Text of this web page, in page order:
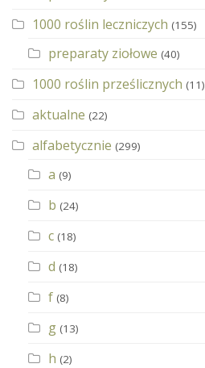
1000 roślin leczniczych (155)
preparaty ziołowe (40)
1000 roślin prześlicznych (11)
aktualne (22)
alfabetycznie (299)
a (9)
b (24)
c (18)
d (18)
f (8)
g (13)
h (2)